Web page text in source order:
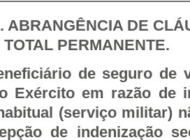
ABRANGÊNCIA DE
PERMANENTE.
de seguro de
Exército em razão de
(serviço militar)
de indenização